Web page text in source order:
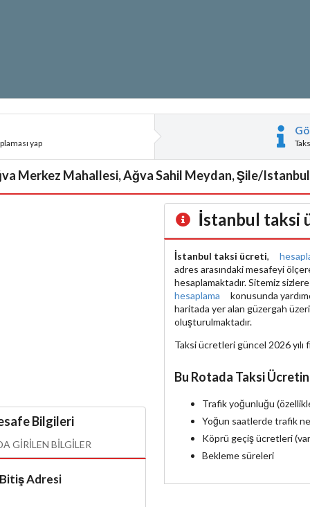
yap
Merkez Mahallesi, Ağva Sahil Meydan, Şile/
Bilgileri
GIRILEN BILGILER
Bitiş Adresi
İstanbul taksi
İstanbul taksi ücreti,
adres arasındaki mesafeyi
hesaplamaktadır. Sitemiz
hesaplama
konusunda
haritada yer alan güzergah
oluşturulmaktadır.
Taksi ücretleri güncel 2026 yılı
Bu Rotada Taksi
Trafik yoğunluğu
Yoğun saatlerde trafik
Köprü geçiş ücretleri
Bekleme süreleri